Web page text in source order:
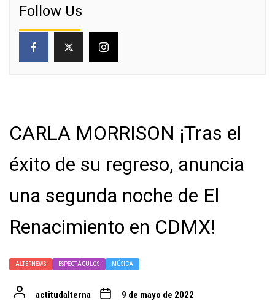
CARLA MORRISON ¡Tras el
éxito de su regreso, anuncia
una segunda noche de El
Renacimiento en CDMX!
ALTERNEWS ESPECTÁCULOS MÚSICA
actitudalterna 9 de mayo de 2022
Follow Us